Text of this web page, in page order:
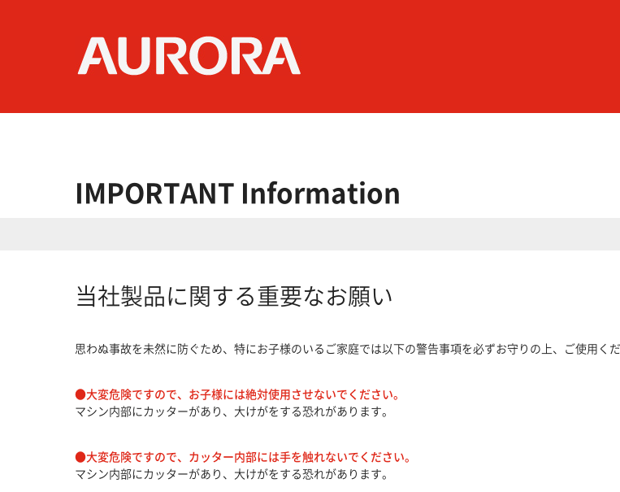
IMPORTANT Information
当社製品に関する重要なお願い
思わぬ事故を未然に防ぐため、特にお子様のいるご家庭では以下の警告事項を必ずお守りの上、ご使用く
●大変危険ですので、お子様には絶対使用させないでください。
マシン内部にカッターがあり、大けがをする恐れがあります。
●大変危険ですので、カッター内部には手を触れないでください。
マシン内部にカッターがあり、大けがをする恐れがあります。